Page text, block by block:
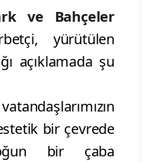
ve Bahçeler
yürütülen
açıklamada şu
bir çevrede
bir çaba